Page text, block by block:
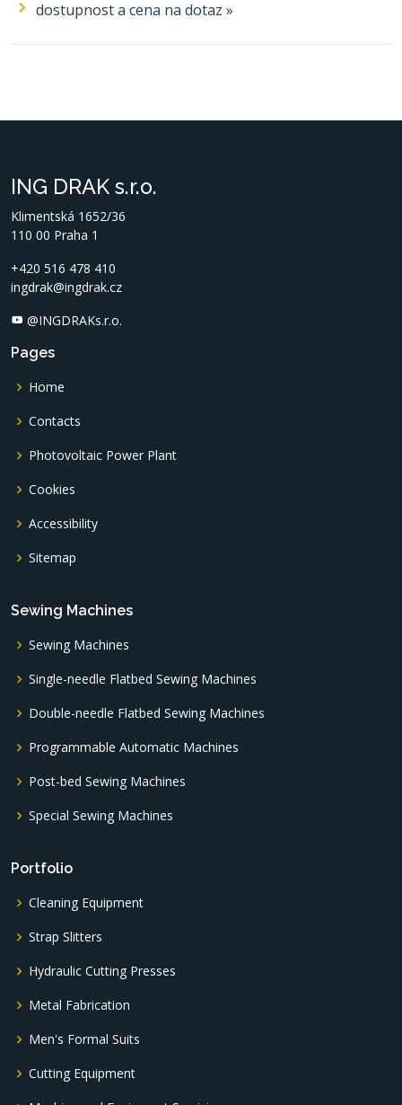
dostupnost a cena na dotaz »
ING DRAK s.r.o.
Klimentská 1652/36
110 00 Praha 1
+420 516 478 410
ingdrak@ingdrak.cz
@INGDRAKs.r.o.
Pages
Home
Contacts
Photovoltaic Power Plant
Cookies
Accessibility
Sitemap
Sewing Machines
Sewing Machines
Single-needle Flatbed Sewing Machines
Double-needle Flatbed Sewing Machines
Programmable Automatic Machines
Post-bed Sewing Machines
Special Sewing Machines
Portfolio
Cleaning Equipment
Strap Slitters
Hydraulic Cutting Presses
Metal Fabrication
Men's Formal Suits
Cutting Equipment